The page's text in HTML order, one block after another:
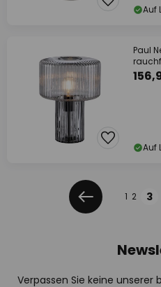
Auf
Paul
Auf
Zurück
Seite
1 2 3
Verpassen Sie keine unserer